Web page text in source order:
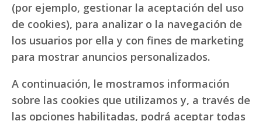
(por ejemplo, gestionar la aceptación del uso
de cookies), para analizar o la navegación de
los usuarios por ella y con fines de marketing
para mostrar anuncios personalizados.
A continuación, le mostramos información
sobre las cookies que utilizamos y, a través de
las opciones habilitadas, podrá aceptar todas